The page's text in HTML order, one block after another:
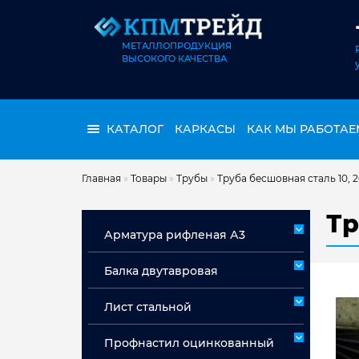
МЕТАЛЛОПРОДУКЦИЯ
ВЫСОКОГО КАЧЕСТВА
КАТАЛОГ КАРКАСЫ КАК МЫ
Главная » Товары » Трубы » Труба бесшовная сталь 10,
Арматура рифленая А3
Арматура мерная А3
Балка двутавровая
Лист стальной
Профнастил оцинкованный